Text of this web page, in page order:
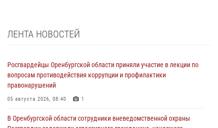
ЛЕНТА НОВОСТЕЙ
Росгвардейцы Оренбургской области приняли участие в лекции по
вопросам противодействия коррупции и профилактики
правонарушений
05 августа 2026, 08:40 1
В Оренбургской области сотрудники вневедомственной охраны